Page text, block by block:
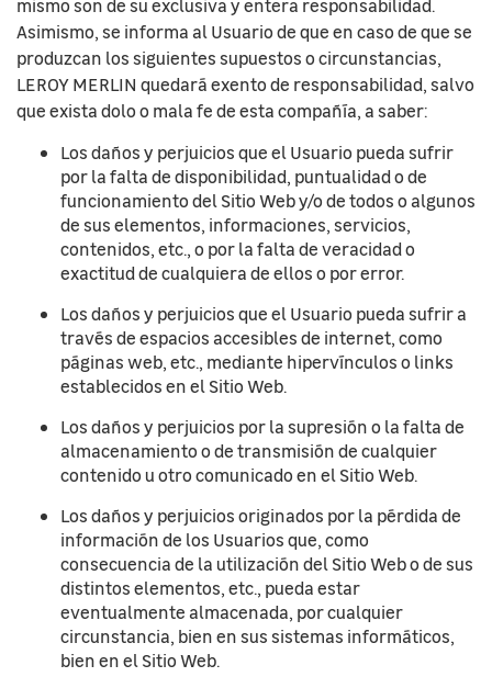
mismo son de su exclusiva y entera responsabilidad.
Asimismo, se informa al Usuario de que en caso de que se
produzcan los siguientes supuestos o circunstancias,
LEROY MERLIN quedará exento de responsabilidad, salvo
que exista dolo o mala fe de esta compañía, a saber:
Los daños y perjuicios que el Usuario pueda sufrir
por la falta de disponibilidad, puntualidad o de
funcionamiento del Sitio Web y/o de todos o algunos
de sus elementos, informaciones, servicios,
contenidos, etc., o por la falta de veracidad o
exactitud de cualquiera de ellos o por error.
Los daños y perjuicios que el Usuario pueda sufrir a
través de espacios accesibles de internet, como
páginas web, etc., mediante hipervínculos o links
establecidos en el Sitio Web.
Los daños y perjuicios por la supresión o la falta de
almacenamiento o de transmisión de cualquier
contenido u otro comunicado en el Sitio Web.
Los daños y perjuicios originados por la pérdida de
información de los Usuarios que, como
consecuencia de la utilización del Sitio Web o de sus
distintos elementos, etc., pueda estar
eventualmente almacenada, por cualquier
circunstancia, bien en sus sistemas informáticos,
bien en el Sitio Web.